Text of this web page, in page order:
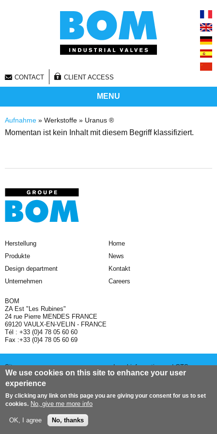
CONTACT CLIENT ACCESS
MENU
Sie sind hier
Aufnahme » Werkstoffe » Uranus ®
Momentan ist kein Inhalt mit diesem Begriff klassifiziert.
Herstellung
Produkte
Design department
Unternehmen
Home
News
Kontakt
Careers
BOM
ZA Est "Les Rubines"
24 rue Pierre MENDES FRANCE
69120 VAULX-EN-VELIN - FRANCE
Tél : +33 (0)4 78 05 60 60
Fax :+33 (0)4 78 05 60 69
Sitemap Legal information and GTS
Website : prakt + doplus
We use cookies on this site to enhance your user
experience
By clicking any link on this page you are giving your consent for us to set
cookies. No, give me more info
OK, I agree No, thanks